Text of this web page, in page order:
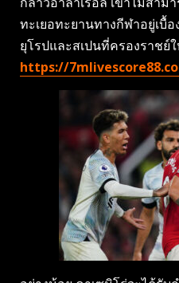
ทะเยอทะยานทางกีฬาอยู่เบื้
ยุโรปและสเปนที่ครองราชย์
https://